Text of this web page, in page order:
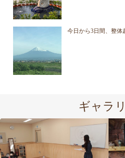
今日から3日間、整体
ギャラ